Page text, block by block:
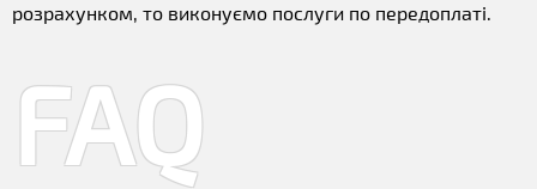
розрахунком, то виконуємо послуги по передоплаті.
FAQ